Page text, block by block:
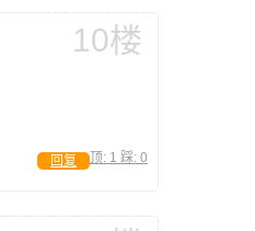
10楼
顶: 1 踩: 0
回复